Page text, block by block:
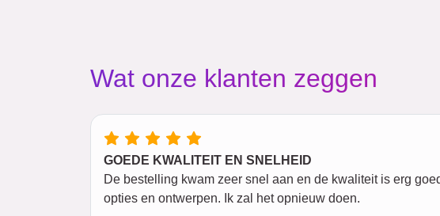
Wat onze klanten zeggen
GOEDE KWALITEIT EN SNELHEID
De bestelling kwam zeer snel aan en de kwaliteit is erg
opties en ontwerpen. Ik zal het opnieuw doen.